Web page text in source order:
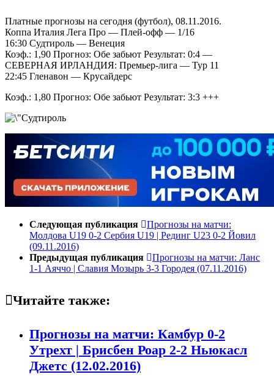
Платные прогнозы на сегодня (футбол), 08.11.2016.
Коппа Италия Лега Про — Плей-офф — 1/16
16:30 Судтироль — Венеция
Коэф.: 1,90 Прогноз: Обе забьют Результат: 0:4 —
СЕВЕРНАЯ ИРЛАНДИЯ: Премьер-лига — Тур 11
22:45 Гленавон — Крусайдерс
Коэф.: 1,80 Прогноз: Обе забьют Результат: 3:3 +++
Следующая публикация
Прогнозы на матчи:
Молдова U19 0-2 Сербия U19 | Рединг U23 0-2 Йовил
(09.11.2016)
Предыдущая публикация
Прогнозы на матчи: Ланс
1-1 Аяччо | Славия Мозырь 3-3 Городея (07.11.2016)
Читайте также:
Прогнозы на матчи: Камбур 0-2
Утрехт | Брисбен Роар 2-2 Ньюкасл
Джетс (12.02.2016)